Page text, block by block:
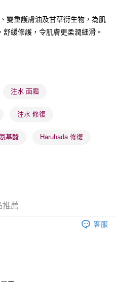
上免運費
隨機分配至SF順豐速運或京東
上免運費
貨後2-5個工作天到店，3天內
貨後2-5個工作天到店，3天內
雙重護膚油及甘草衍生物，為肌
緩修護，令肌膚更柔潤細滑。
注水 面霜
注水 修復
基酸 Haruhada 修復
推薦
客服